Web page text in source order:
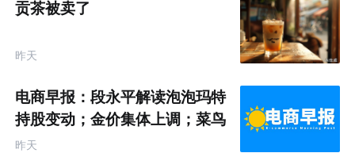
贡茶被卖了
昨天
电商早报：段永平解读泡泡玛特
持股变动；金价集体上调；菜鸟
推出全球三日达跨境物流
昨天